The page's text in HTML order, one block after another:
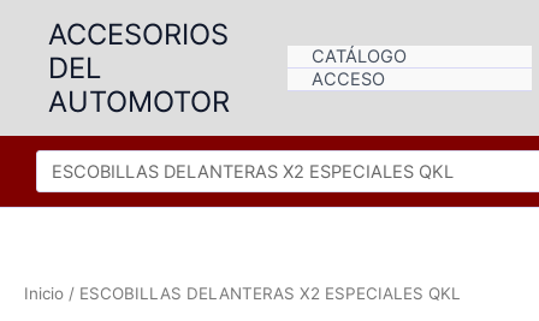
contenido
ACCESORIOS
DEL
AUTOMOTOR
CATÁLOGO
ACCESO
Inicio / ESCOBILLAS DELANTERAS X2 ESPECIALES QKL